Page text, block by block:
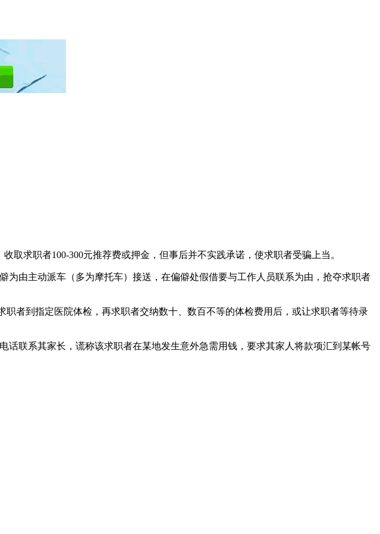
求职者100-300元推荐费或押金，但事后并不实践承诺，使求职者受骗上当。
由主动派车（多为摩托车）接送，在偏僻处假借要与工作人员联系为由，抢夺求职者
者到指定医院体检，再求职者交纳数十、数百不等的体检费用后，或让求职者等待录
联系其家长，谎称该求职者在某地发生意外急需用钱，要求其家人将款项汇到某帐号